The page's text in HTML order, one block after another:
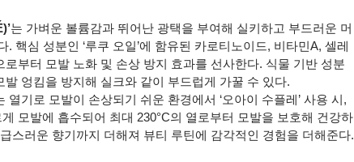
는 가벼운 볼륨감과 뛰어난 광택을 부여해 실키하고 부드러운 머
핵심 성분인 ‘루쿠 오일’에 함유된 카로티노이드, 비타민A, 셀레
부터 모발 노화 및 손상 방지 효과를 선사한다. 식물 기반 성분
엉킴을 방지해 실크와 같이 부드럽게 가꿀 수 있다.
기로 모발이 손상되기 쉬운 환경에서 ‘오아이 수플레’ 사용 시,
모발에 흡수되어 최대 230°C의 열로부터 모발을 보호해 건강하
스러운 향기까지 더해져 뷰티 루틴에 감각적인 경험을 더해준다.